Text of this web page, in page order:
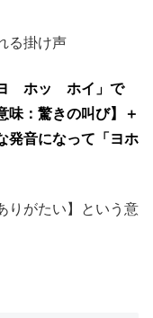
る掛け声
ヨ ホッ ホイ」で
味：驚きの叫び】＋
発音になって「ヨホ
りがたい】という意